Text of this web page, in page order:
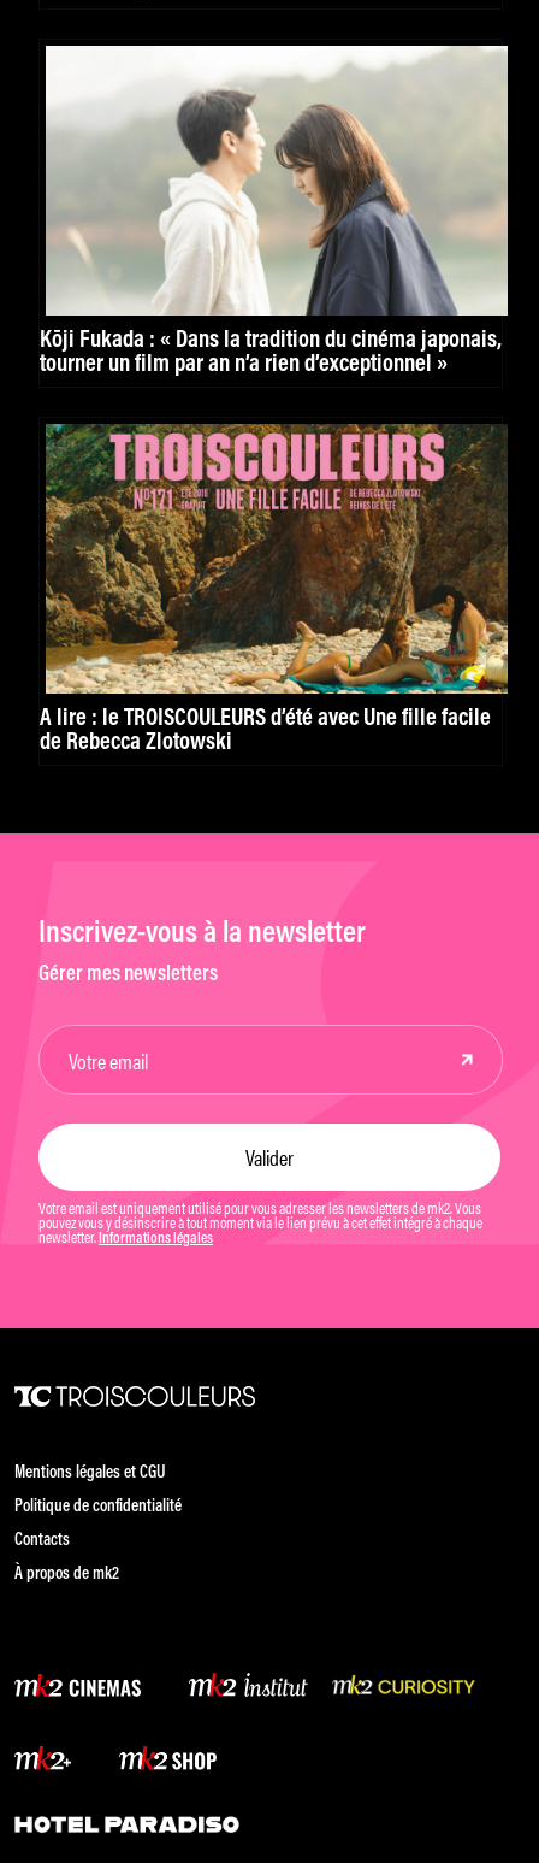
Kōji Fukada : « Dans la tradition du cinéma japonais,
tourner un film par an n’a rien d’exceptionnel »
A lire : le TROISCOULEURS d’été avec Une fille facile
de Rebecca Zlotowski
Inscrivez-vous à la newsletter
Gérer mes newsletters
Votre email est uniquement utilisé pour vous adresser les newsletters de mk2. Vous
pouvez vous y désinscrire à tout moment via le lien prévu à cet effet intégré à chaque
newsletter. Informations légales
Mentions légales et CGU
Politique de confidentialité
Contacts
À propos de mk2